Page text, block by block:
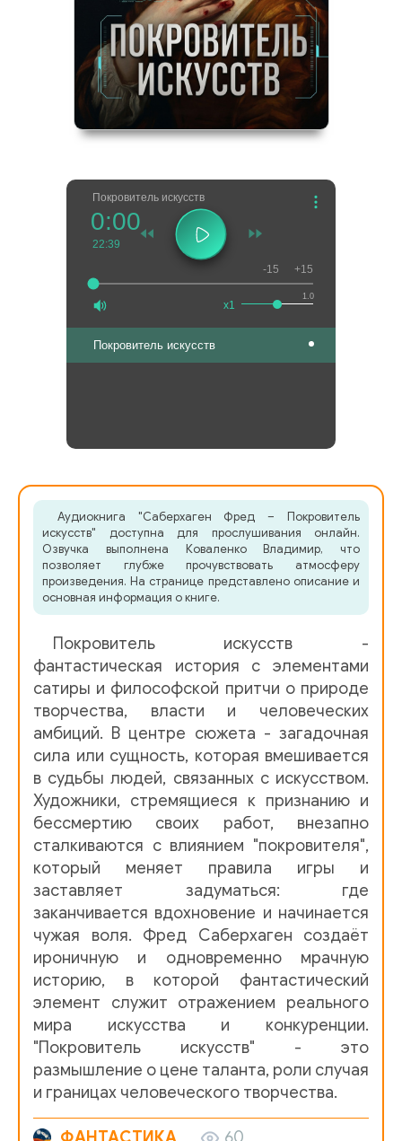
Покровитель искусств
0:00
22:39
1.0
x1
-15 +15
Покровитель искусств
Аудиокнига "Саберхаген Фред – Покровитель
искусств" доступна для прослушивания онлайн.
Озвучка выполнена Коваленко Владимир, что
позволяет глубже прочувствовать атмосферу
произведения. На странице представлено описание и
основная информация о книге.
Покровитель искусств -
фантастическая история с элементами
сатиры и философской притчи о природе
творчества, власти и человеческих
амбиций. В центре сюжета - загадочная
сила или сущность, которая вмешивается
в судьбы людей, связанных с искусством.
Художники, стремящиеся к признанию и
бессмертию своих работ, внезапно
сталкиваются с влиянием "покровителя",
который меняет правила игры и
заставляет задуматься: где
заканчивается вдохновение и начинается
чужая воля. Фред Саберхаген создаёт
ироничную и одновременно мрачную
историю, в которой фантастический
элемент служит отражением реального
мира искусства и конкуренции.
"Покровитель искусств" - это
размышление о цене таланта, роли случая
и границах человеческого творчества.